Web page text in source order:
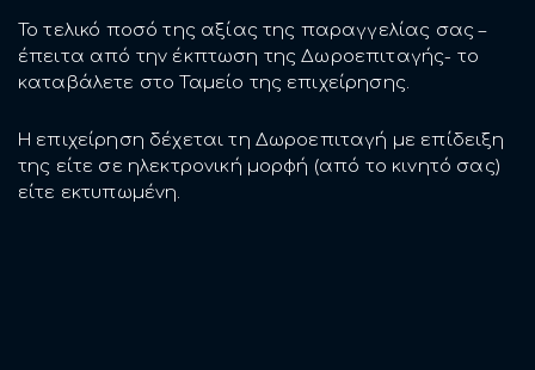
Το τελικό ποσό της αξίας της παραγγελίας σας –
έπειτα από την έκπτωση της Δωροεπιταγής- το
καταβάλετε στο Ταμείο της επιχείρησης.
Η επιχείρηση δέχεται τη Δωροεπιταγή με επίδειξη
της είτε σε ηλεκτρονική μορφή (από το κινητό σας)
είτε εκτυπωμένη.